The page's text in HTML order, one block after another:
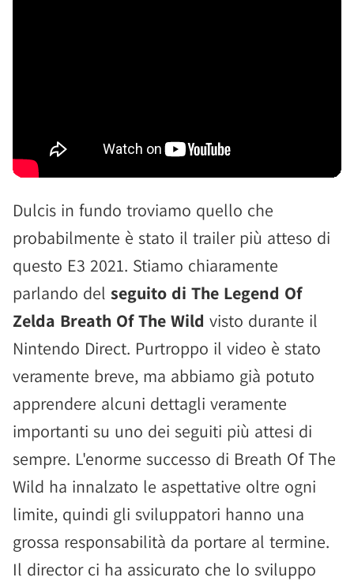
Dulcis in fundo troviamo quello che
probabilmente è stato il trailer più atteso di
questo E3 2021. Stiamo chiaramente
parlando del seguito di The Legend Of
Zelda Breath Of The Wild visto durante il
Nintendo Direct. Purtroppo il video è stato
veramente breve, ma abbiamo già potuto
apprendere alcuni dettagli veramente
importanti su uno dei seguiti più attesi di
sempre. L'enorme successo di Breath Of The
Wild ha innalzato le aspettative oltre ogni
limite, quindi gli sviluppatori hanno una
grossa responsabilità da portare al termine.
Il director ci ha assicurato che lo sviluppo